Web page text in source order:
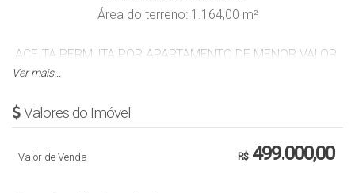
Área do terreno: 1.164,00 m²
ACEITA PERMUTA POR APARTAMENTO DE MENOR VALOR.
Ver mais...
Valores do Imóvel
R$499.000,00
Valor de Venda